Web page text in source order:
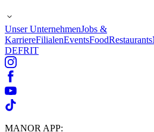
Unser UnternehmenJobs &
KarriereFilialenEventsFoodRestaurants
DEFRIT
MANOR APP: